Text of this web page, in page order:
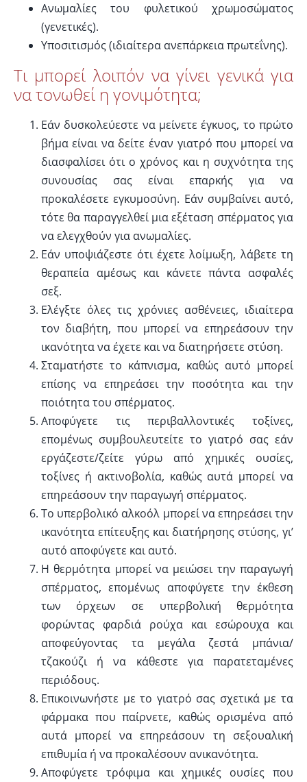
Ανωμαλίες του φυλετικού χρωμοσώματος
(γενετικές).
Υποσιτισμός (ιδιαίτερα ανεπάρκεια πρωτεΐνης).
Τι μπορεί λοιπόν να γίνει γενικά για
να τονωθεί η γονιμότητα;
Εάν δυσκολεύεστε να μείνετε έγκυος, το πρώτο
βήμα είναι να δείτε έναν γιατρό που μπορεί να
διασφαλίσει ότι ο χρόνος και η συχνότητα της
συνουσίας σας είναι επαρκής για να
προκαλέσετε εγκυμοσύνη. Εάν συμβαίνει αυτό,
τότε θα παραγγελθεί μια εξέταση σπέρματος για
να ελεγχθούν για ανωμαλίες.
Εάν υποψιάζεστε ότι έχετε λοίμωξη, λάβετε τη
θεραπεία αμέσως και κάνετε πάντα ασφαλές
σεξ.
Ελέγξτε όλες τις χρόνιες ασθένειες, ιδιαίτερα
τον διαβήτη, που μπορεί να επηρεάσουν την
ικανότητα να έχετε και να διατηρήσετε στύση.
Σταματήστε το κάπνισμα, καθώς αυτό μπορεί
επίσης να επηρεάσει την ποσότητα και την
ποιότητα του σπέρματος.
Αποφύγετε τις περιβαλλοντικές τοξίνες,
επομένως συμβουλευτείτε το γιατρό σας εάν
εργάζεστε/ζείτε γύρω από χημικές ουσίες,
τοξίνες ή ακτινοβολία, καθώς αυτά μπορεί να
επηρεάσουν την παραγωγή σπέρματος.
Το υπερβολικό αλκοόλ μπορεί να επηρεάσει την
ικανότητα επίτευξης και διατήρησης στύσης, γι’
αυτό αποφύγετε και αυτό.
Η θερμότητα μπορεί να μειώσει την παραγωγή
σπέρματος, επομένως αποφύγετε την έκθεση
των όρχεων σε υπερβολική θερμότητα
φορώντας φαρδιά ρούχα και εσώρουχα και
αποφεύγοντας τα μεγάλα ζεστά μπάνια/
τζακούζι ή να κάθεστε για παρατεταμένες
περιόδους.
Επικοινωνήστε με το γιατρό σας σχετικά με τα
φάρμακα που παίρνετε, καθώς ορισμένα από
αυτά μπορεί να επηρεάσουν τη σεξουαλική
επιθυμία ή να προκαλέσουν ανικανότητα.
Αποφύγετε τρόφιμα και χημικές ουσίες που